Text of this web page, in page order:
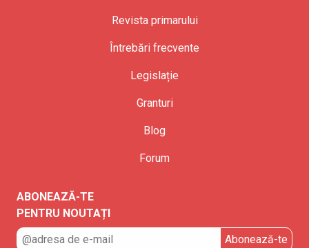
Revista primarului
Întrebări frecvente
Legislație
Granturi
Blog
Forum
ABONEAZĂ-TE
PENTRU NOUTAȚI